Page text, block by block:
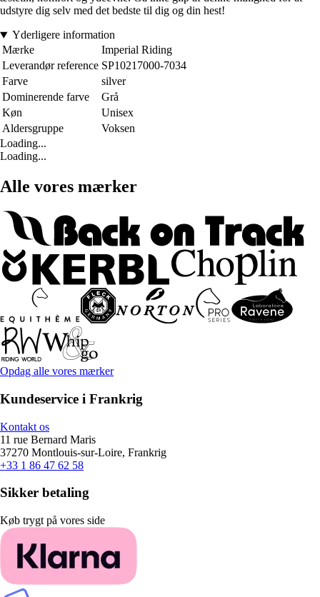
udstyre dig selv med det bedste til dig og din hest!
Yderligere information
Mærke
Imperial Riding
Leverandør reference SP10217000-7034
Farve
silver
Dominerende farve
Grå
Køn
Unisex
Aldersgruppe
Voksen
Loading...
Loading...
Alle vores mærker
Opdag alle vores mærker
Kundeservice i Frankrig
Kontakt os
11 rue Bernard Maris
37270 Montlouis-sur-Loire, Frankrig
+33 1 86 47 62 58
Sikker betaling
Køb trygt på vores side